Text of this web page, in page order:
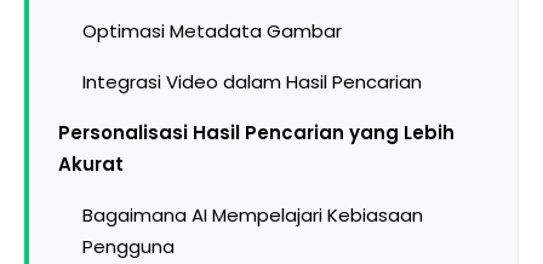
Optimasi Metadata Gambar
Integrasi Video dalam Hasil Pencarian
Personalisasi Hasil Pencarian yang Lebih
Akurat
Bagaimana AI Mempelajari Kebiasaan
Pengguna